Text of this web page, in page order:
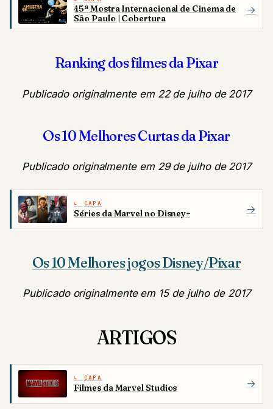
45ª Mostra Internacional de Cinema de
São Paulo | Cobertura
→
Ranking dos filmes da Pixar
Publicado originalmente em 22 de julho de 2017
Os 10 Melhores Curtas da Pixar
Publicado originalmente em 29 de julho de 2017
CAPA
Séries da Marvel no Disney+ →
Os 10 Melhores jogos Disney/Pixar
Publicado originalmente em 15 de julho de 2017
ARTIGOS
CAPA
Filmes da Marvel Studios →